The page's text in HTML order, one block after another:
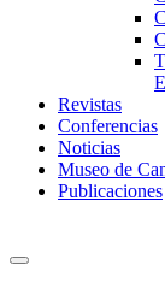
Revistas
Conferencias
Noticias
Museo de
Publicaciones